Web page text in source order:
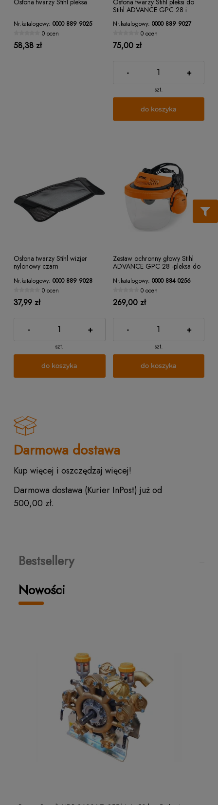
Nr.katalogowy: 0000 889 9025
0 ocen
58,38 zł
Stihl ADVANCE GPC 28 i
Nr.katalogowy: 0000 889 9027
0 ocen
75,00 zł
- +
szt.
do koszyka
Osłona twarzy Stihl wizjer
nylonowy czarn
Nr.katalogowy: 0000 889 9028
0 ocen
37,99 zł
- +
szt.
do koszyka
Zestaw ochronny głowy Stihl
ADVANCE GPC 28 -pleksa do
Nr.katalogowy: 0000 884 0256
0 ocen
269,00 zł
- +
szt.
do koszyka
Darmowa dostawa
Kup więcej i oszczędzaj więcej!
Darmowa dostawa (Kurier InPost) już od
500,00 zł.
Nowości
Bestsellery